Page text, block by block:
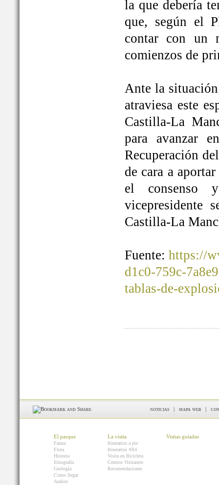
la que debería
que, según el
contar con un
comienzos de
Ante la
atraviesa este
Castilla-La
para avanzar
Recuperación
de cara a
el consenso
vicepresidente
Castilla-La
Fuente: https://
d1c0-759c-
tablas-de-
noticias | mapa web |
El parque
Fauna
Flora
Historia
Etnografía
Geología
Como llegar
Audios
La visita
Itinerarios a pie
Itinerarios 4X4
Visita en Bicicleta
Centros Visitantes
Recomendaciones
Visitas guiadas